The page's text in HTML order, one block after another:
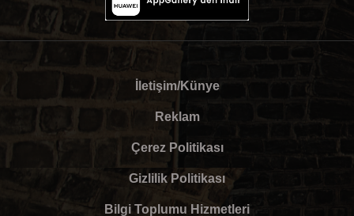
İletişim/Künye
Reklam
Çerez Politikası
Gizlilik Politikası
Bilgi Toplumu Hizmetleri